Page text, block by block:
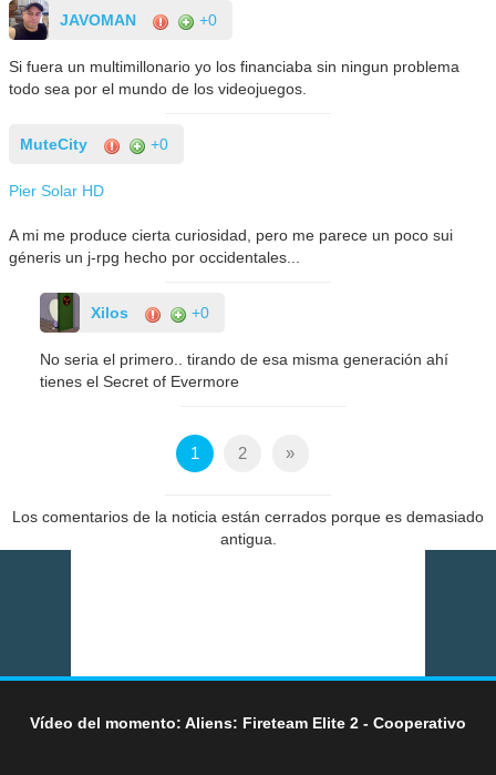
JAVOMAN +0
Si fuera un multimillonario yo los financiaba sin ningun problema
todo sea por el mundo de los videojuegos.
MuteCity +0
Pier Solar HD
A mi me produce cierta curiosidad, pero me parece un poco sui
géneris un j-rpg hecho por occidentales...
Xilos +0
No seria el primero.. tirando de esa misma generación ahí
tienes el Secret of Evermore
1 2 »
Los comentarios de la noticia están cerrados porque es demasiado
antigua.
Vídeo del momento: Aliens: Fireteam Elite 2 - Cooperativo